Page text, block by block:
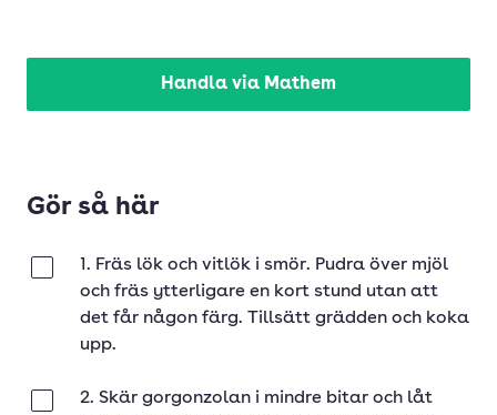
Handla via Mathem
Gör så här
1. Fräs lök och vitlök i smör. Pudra över mjöl
och fräs ytterligare en kort stund utan att
det får någon färg. Tillsätt grädden och koka
upp.
2. Skär gorgonzolan i mindre bitar och låt